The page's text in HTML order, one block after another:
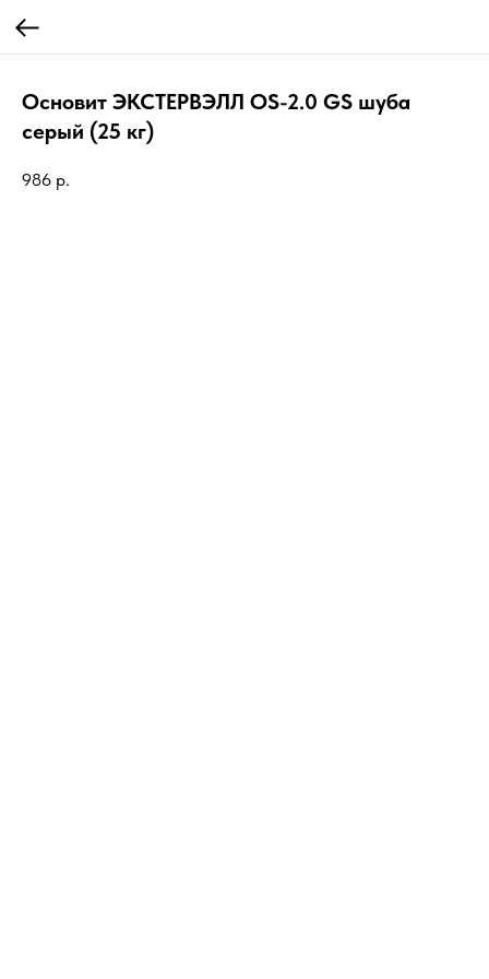
Основит ЭКСТЕРВЭЛЛ OS-2.0 GS шуба
серый (25 кг)
986 р.